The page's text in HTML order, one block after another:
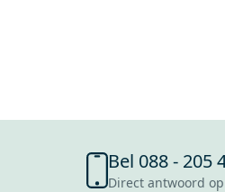
Bel 088 - 205
Direct antwoord